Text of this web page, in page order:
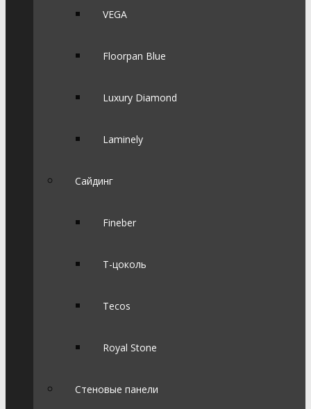
VEGA
Floorpan Blue
Luxury Diamond
Laminely
Сайдинг
Fineber
Т-цоколь
Tecos
Royal Stone
Стеновые панели